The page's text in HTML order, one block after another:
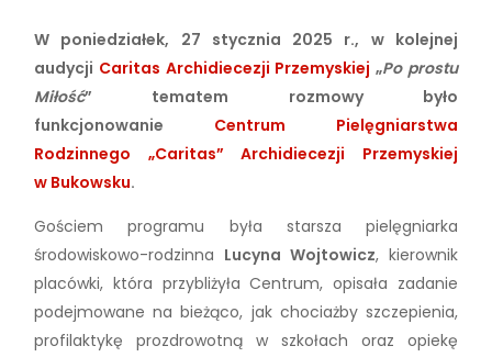
W poniedziałek, 27 stycznia 2025 r., w kolejnej
audycji Caritas Archidiecezji Przemyskiej „Po prostu
Miłość” tematem rozmowy było
funkcjonowanie Centrum Pielęgniarstwa
Rodzinnego „Caritas” Archidiecezji Przemyskiej
w Bukowsku.
Gościem programu była starsza pielęgniarka
środowiskowo-rodzinna Lucyna Wojtowicz, kierownik
placówki, która przybliżyła Centrum, opisała zadanie
podejmowane na bieżąco, jak chociażby szczepienia,
profilaktykę prozdrowotną w szkołach oraz opiekę